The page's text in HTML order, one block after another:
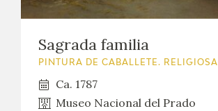
Sagrada familia
PINTURA DE CABALLETE. RELIGIOSA
Ca. 1787
Museo Nacional del Prado